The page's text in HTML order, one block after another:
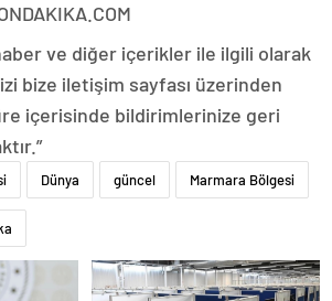
ve diğer içerikler ile ilgili olarak
bize iletişim sayfası üzerinden
içerisinde bildirimlerinize geri
Dünya güncel Marmara Bölgesi